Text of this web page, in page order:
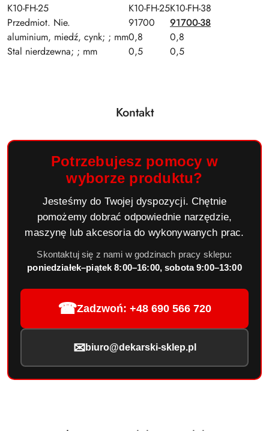
K10-FH-25 K10-FH-25K10-FH-38
Przedmiot. Nie.
91700
91700-38
aluminium, miedź, cynk; ; mm0,8
0,8
Stal nierdzewna; ; mm
0,5 0,5
Kontakt
Potrzebujesz pomocy w
wyborze produktu?
Jesteśmy do Twojej dyspozycji. Chętnie
pomożemy dobrać odpowiednie narzędzie,
maszynę lub akcesoria do wykonywanych prac.
Skontaktuj się z nami w godzinach pracy sklepu:
poniedziałek–piątek 8:00–16:00, sobota 9:00–13:00
☎Zadzwoń: +48 690 566 720
✉ biuro@dekarski-sklep.pl